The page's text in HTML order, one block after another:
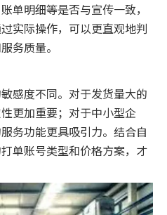
单明细等是否与宣传一致，
实际操作，可以更直观地判
务质量。
感度不同。对于发货量大的
更加重要；对于中小型企
务功能更具吸引力。结合自
单账号类型和价格方案，才